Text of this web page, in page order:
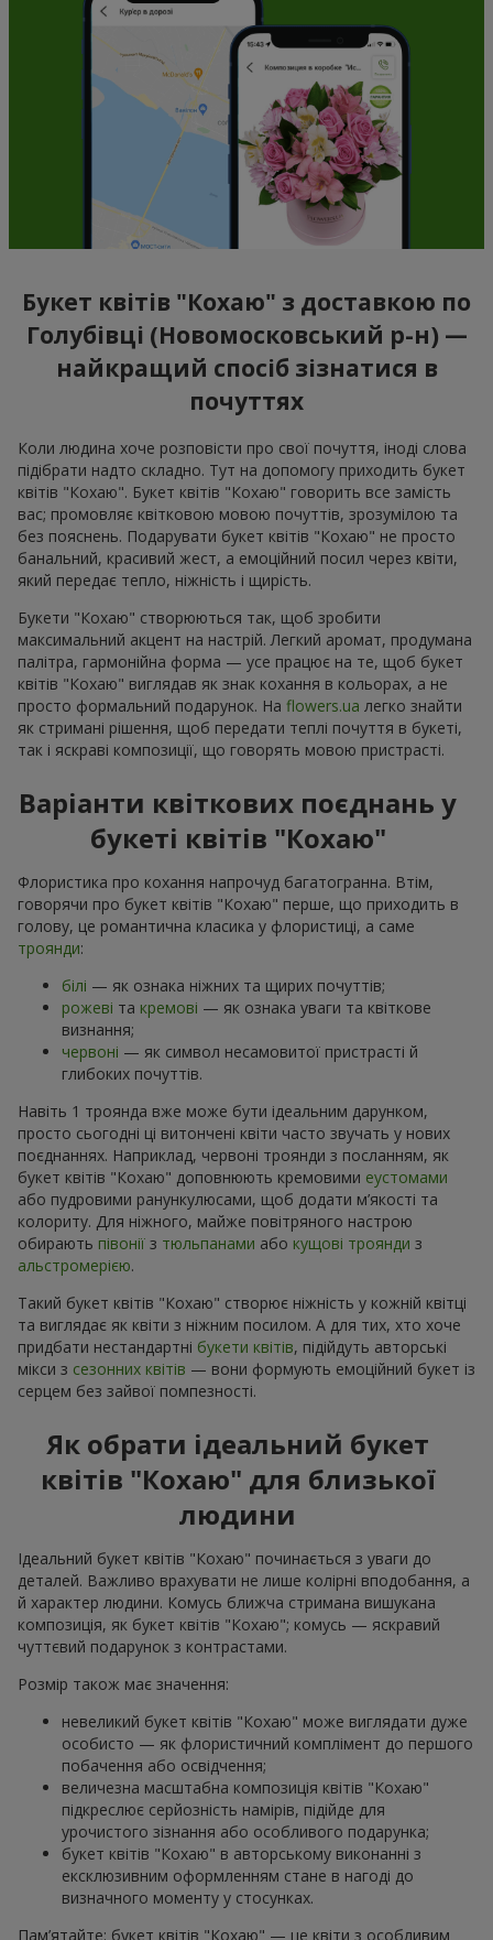
Букет квітів "Кохаю" з доставкою по
Голубівці (Новомосковський р-н) —
найкращий спосіб зізнатися в
почуттях
Коли людина хоче розповісти про свої почуття, іноді слова
підібрати надто складно. Тут на допомогу приходить букет
квітів "Кохаю". Букет квітів "Кохаю" говорить все замість
вас; промовляє квітковою мовою почуттів, зрозумілою та
без пояснень. Подарувати букет квітів "Кохаю" не просто
банальний, красивий жест, а емоційний посил через квіти,
який передає тепло, ніжність і щирість.
Букети "Кохаю" створюються так, щоб зробити
максимальний акцент на настрій. Легкий аромат, продумана
палітра, гармонійна форма — усе працює на те, щоб букет
квітів "Кохаю" виглядав як знак кохання в кольорах, а не
просто формальний подарунок. На flowers.ua легко знайти
як стримані рішення, щоб передати теплі почуття в букеті,
так і яскраві композиції, що говорять мовою пристрасті.
Варіанти квіткових поєднань у
букеті квітів "Кохаю"
Флористика про кохання напрочуд багатогранна. Втім,
говорячи про букет квітів "Кохаю" перше, що приходить в
голову, це романтична класика у флористиці, а саме
троянди:
білі — як ознака ніжних та щирих почуттів;
рожеві та кремові — як ознака уваги та квіткове
визнання;
червоні — як символ несамовитої пристрасті й
глибоких почуттів.
Навіть 1 троянда вже може бути ідеальним дарунком,
просто сьогодні ці витончені квіти часто звучать у нових
поєднаннях. Наприклад, червоні троянди з посланням, як
букет квітів "Кохаю" доповнюють кремовими еустомами
або пудровими ранункулюсами, щоб додати м’якості та
колориту. Для ніжного, майже повітряного настрою
обирають півонії з тюльпанами або кущові троянди з
альстромерією.
Такий букет квітів "Кохаю" створює ніжність у кожній квітці
та виглядає як квіти з ніжним посилом. А для тих, хто хоче
придбати нестандартні букети квітів, підійдуть авторські
мікси з сезонних квітів — вони формують емоційний букет із
серцем без зайвої помпезності.
Як обрати ідеальний букет
квітів "Кохаю" для близької
людини
Ідеальний букет квітів "Кохаю" починається з уваги до
деталей. Важливо врахувати не лише колірні вподобання, а
й характер людини. Комусь ближча стримана вишукана
композиція, як букет квітів "Кохаю"; комусь — яскравий
чуттєвий подарунок з контрастами.
Розмір також має значення:
невеликий букет квітів "Кохаю" може виглядати дуже
особисто — як флористичний комплімент до першого
побачення або освідчення;
величезна масштабна композиція квітів "Кохаю"
підкреслює серйозність намірів, підійде для
урочистого зізнання або особливого подарунка;
букет квітів "Кохаю" в авторському виконанні з
ексклюзивним оформленням стане в нагоді до
визначного моменту у стосунках.
Пам’ятайте: букет квітів "Кохаю" — це квіти з особливим